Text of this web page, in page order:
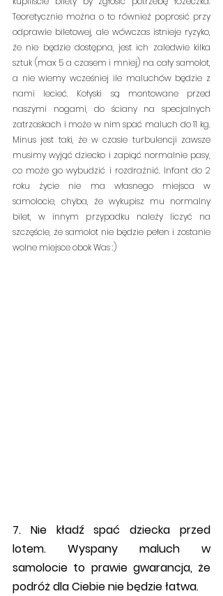
Teoretycznie można o to również poprosić przy
odprawie biletowej, ale wówczas istnieje ryzyko,
że nie będzie dostępna, jest ich zaledwie kilka
sztuk (max 5 a czasem i mniej) na cały samolot,
a nie wiemy wcześniej ile maluchów będzie z
nami lecieć. Kołyski są montowane przed
naszymi nogami, do ściany na specjalnych
zatrzaskach i może w nim spać maluch do 11 kg.
Minus jest taki, że w czasie turbulencji zawsze
musimy wyjąć dziecko i zapiąć normalnie pasy,
co może go wybudzić i rozdrażnić. Infant do 2
roku życie nie ma własnego miejsca w
samolocie, chyba, że wykupisz mu normalny
bilet, w innym przypadku należy liczyć na
szczęście, że samolot nie będzie pełen i zostanie
wolne miejsce obok Was :)
7. Nie kładź spać dziecka przed
lotem. Wyspany maluch w
samolocie to prawie gwarancja, że
podróż dla Ciebie nie będzie łatwa.